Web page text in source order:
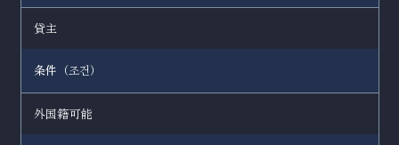
貸主
条件（조건 ）
外国籍可能